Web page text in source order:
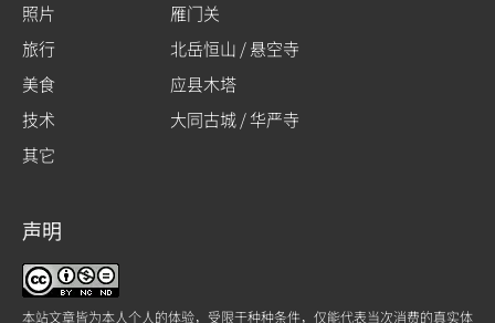
照片
旅行
美食
技术
其它
雁门关
北岳恒山 / 悬空寺
应县木塔
大同古城 / 华严寺
声明
本站文章皆为本人个人的体验，受限于种种条件，仅能代表当次消费的真实体